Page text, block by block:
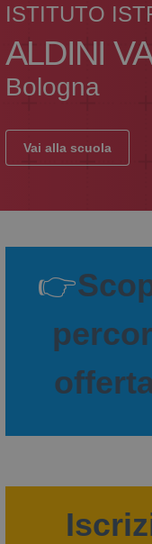
ISTITUTO
ALDINI
Bologna
Vai alla scuola
👉